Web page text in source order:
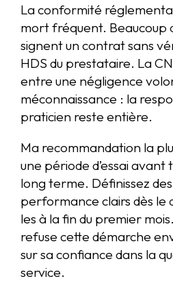
La conformité
mort fréquent. Beaucoup
signent un contrat sans
HDS du prestataire. La
entre une négligence
méconnaissance : la
praticien reste entière.
Ma recommandation la
une période d’essai
long terme. Définissez
performance clairs dès le
les à la fin du premier
refuse cette démarche
sur sa confiance dans la
service.